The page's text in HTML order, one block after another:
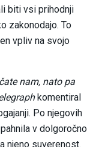
biti vsi prihodnji
zakonodajo. To
vpliv na svojo
nam, nato pa
komentiral
Po njegovih
v dolgoročno
njeno suverenost.